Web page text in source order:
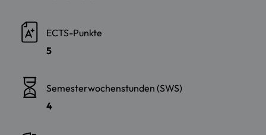
ECTS-Punkte
5
Semesterwochenstunden (SWS)
4